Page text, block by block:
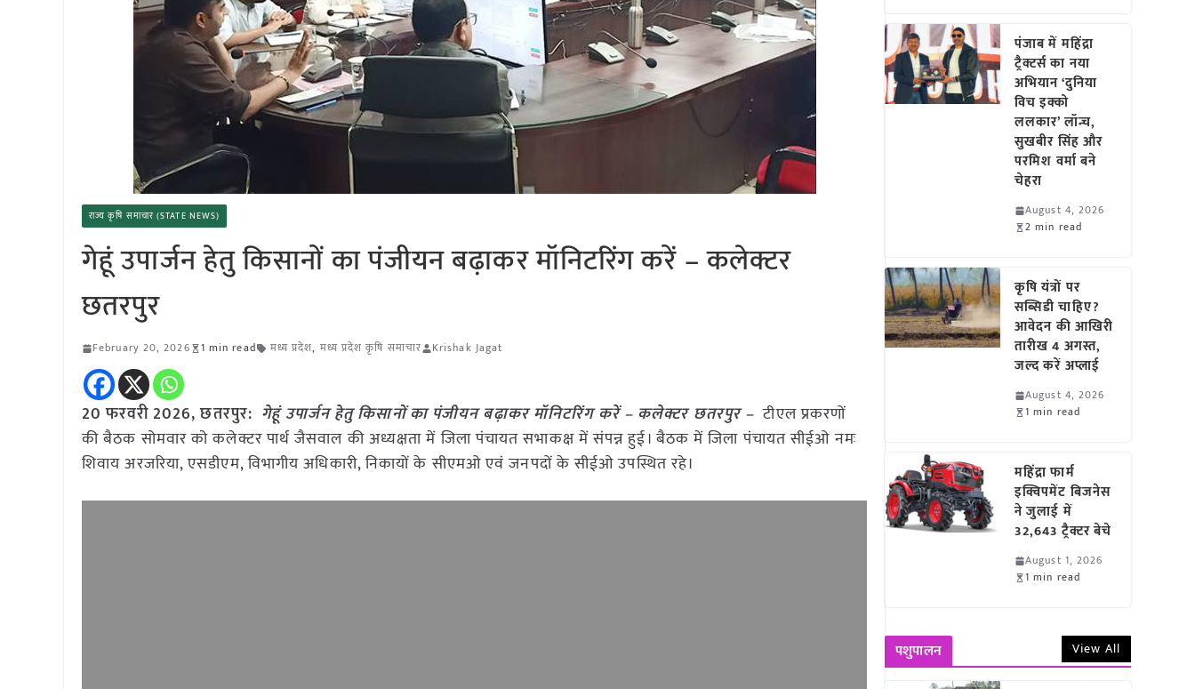
राज्य कृषि समाचार (STATE NEWS)
गेहूं उपार्जन हेतु किसानों का पंजीयन बढ़ाकर मॉनिटरिंग करें – कलेक्टर
छतरपुर
February 20, 2026 1 min read मध्य प्रदेश, मध्य प्रदेश कृषि समाचार Krishak Jagat
20 फरवरी 2026,छतरपुर: गेहूं उपार्जन हेतु किसानों का पंजीयन बढ़ाकर मॉनिटरिंग करें – कलेक्टर छतरपुर – टीएल प्रकरणों
की बैठक सोमवार को कलेक्टर पार्थ जैसवाल की अध्यक्षता में जिला पंचायत सभाकक्ष में संपन्न हुई। बैठक में जिला पंचायत सीईओ नमः
शिवाय अरजरिया, एसडीएम, विभागीय अधिकारी, निकायों के सीएमओ एवं जनपदों के सीईओ उपस्थित रहे।
पंजाब में महिंद्रा
ट्रैक्टर्स का नया
अभियान ‘दुनिया
विच इक्को
ललकार’ लॉन्च,
सुखबीर सिंह और
परमिश वर्मा बने
चेहरा
August 4, 2026
2 min read
कृषि यंत्रों पर
सब्सिडी चाहिए?
आवेदन की आखिरी
तारीख 4 अगस्त,
जल्द करें अप्लाई
August 4, 2026
1 min read
महिंद्रा फार्म
इक्विपमेंट बिजनेस
ने जुलाई में
32,643 ट्रैक्टर बेचे
August 1, 2026
1 min read
पशुपालन View All